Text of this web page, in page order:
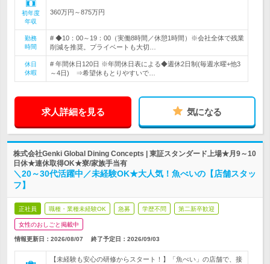
初年度
年収
360万円～875万円
勤務
時間
# ◆10：00～19：00（実働8時間／休憩1時間）※会社全体で残業
削減を推奨。プライベートも大切…
休日
休暇
# 年間休日120日 ※年間休日表による◆週休2日制(毎週水曜+他3
～4日) ⇒希望休もとりやすいで…
求人詳細を見る 気になる
株式会社Genki Global Dining Concepts | 東証スタンダード上場★月9～10
日休★連休取得OK★寮/家族手当有
＼20～30代活躍中／未経験OK★大人気！魚べいの【店舗スタッ
フ】
正社員 職種・業種未経験OK 急募 学歴不問 第二新卒歓迎
女性のおしごと掲載中
情報更新日：2026/08/07 終了予定日： 2026/09/03
【未経験も安心の研修からスタート！】「魚べい」の店舗で、接